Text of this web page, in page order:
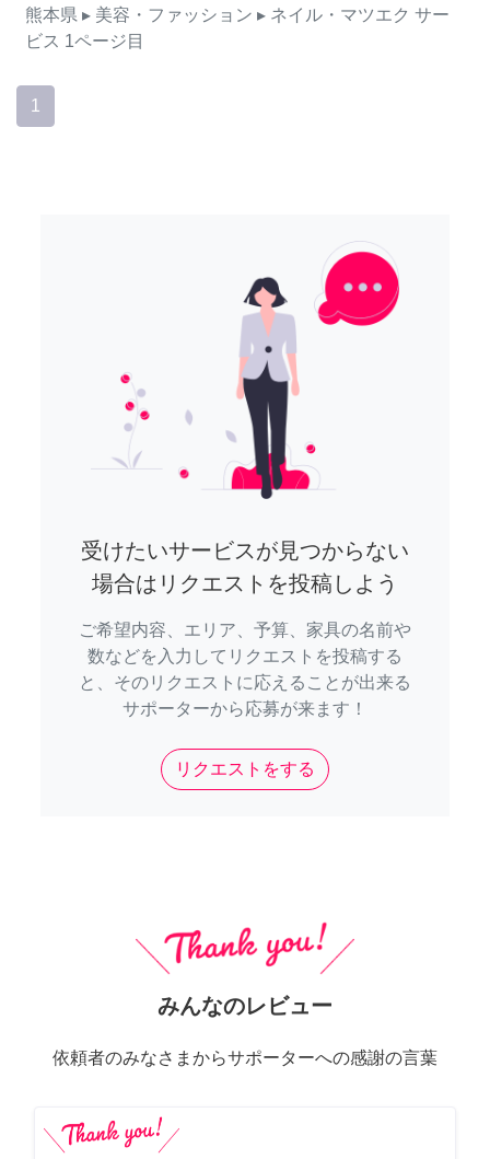
熊本県 ▸ 美容・ファッション ▸ ネイル・マツエク サー
ビス 1ページ目
1
受けたいサービスが見つからない
場合はリクエストを投稿しよう
ご希望内容、エリア、予算、家具の名前や
数などを入力してリクエストを投稿する
と、そのリクエストに応えることが出来る
サポーターから応募が来ます！
リクエストをする
みんなのレビュー
依頼者のみなさまからサポーターへの感謝の言葉